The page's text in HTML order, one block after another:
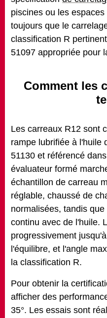
piscines ou les
toujours que le
classification R
51097 appropriée pour
Comment les
Les carreaux R12 sont
rampe lubrifiée à l'huile
51130 et référencé
évaluateur formé
échantillon de carreau
réglable, chaussé de
normalisées, tandis
continu avec de l'huile.
progressivement
l'équilibre, et l'angle
la classification R.
Pour obtenir la
afficher des
35°. Les essais sont